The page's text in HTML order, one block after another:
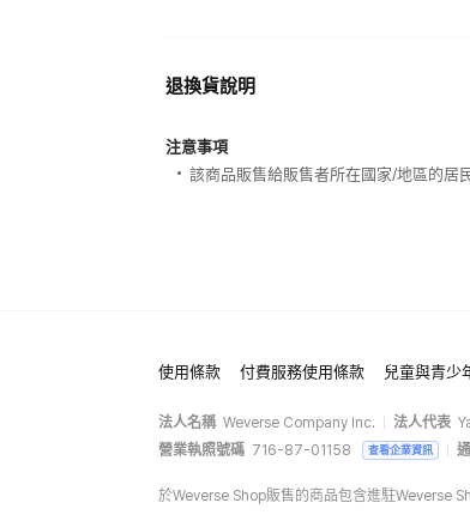
退換貨說明
注意事項
該商品販售給販售者所在國家/地區的居
使用條款 付費服務使用條款 兒童與青少
法人名稱 Weverse Company Inc. 法人代表
營業執照號碼 716-87-01158 查看企業資訊
於Weverse Shop販售的商品包含進駐Weverse